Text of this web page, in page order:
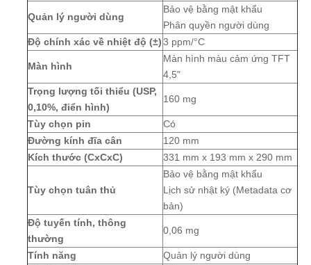
Quản lý người dùng
Bảo vệ bằng mật khẩu
Phân quyền người dùng
Độ chính xác về nhiệt độ (±)3 ppm/°C
Màn hình
Màn hình màu cảm ứng TFT
4,5"
Trọng lượng tối thiểu (USP,
0,10%, điển hình)
160 mg
Tùy chọn pin
Có
Đường kính đĩa cân
120 mm
Kích thước (CxCxC)
331 mm x 193 mm x 290 mm
Tùy chọn tuân thủ
Bảo vệ bằng mật khẩu
Lịch sử nhật ký (Metadata cơ
bản)
Độ tuyến tính, thông
thường
0,06 mg
Tính năng
Quản lý người dùng